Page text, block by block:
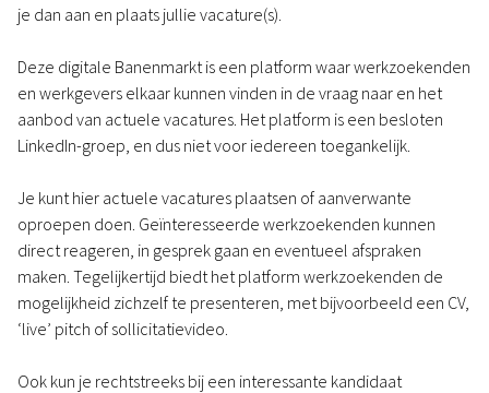
je dan aan en plaats jullie vacature(s).
Deze digitale Banenmarkt is een platform waar werkzoekenden
en werkgevers elkaar kunnen vinden in de vraag naar en het
aanbod van actuele vacatures. Het platform is een besloten
LinkedIn-groep, en dus niet voor iedereen toegankelijk.
Je kunt hier actuele vacatures plaatsen of aanverwante
oproepen doen. Geïnteresseerde werkzoekenden kunnen
direct reageren, in gesprek gaan en eventueel afspraken
maken. Tegelijkertijd biedt het platform werkzoekenden de
mogelijkheid zichzelf te presenteren, met bijvoorbeeld een CV,
‘live’ pitch of sollicitatievideo.
Ook kun je rechtstreeks bij een interessante kandidaat